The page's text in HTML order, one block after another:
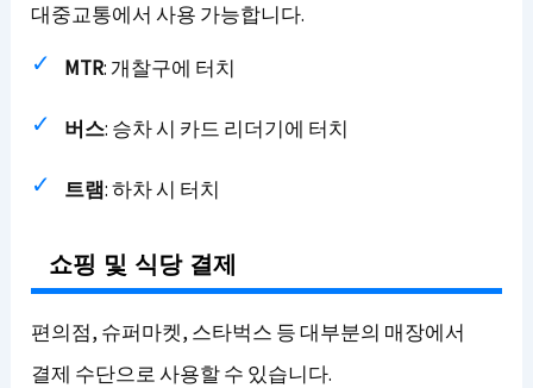
대중교통에서 사용 가능합니다.
MTR: 개찰구에 터치
버스: 승차 시 카드 리더기에 터치
트램: 하차 시 터치
쇼핑 및 식당 결제
편의점, 슈퍼마켓, 스타벅스 등 대부분의 매장에서
결제 수단으로 사용할 수 있습니다.